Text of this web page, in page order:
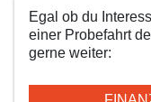
Egal ob du
einer Probefahrt
gerne weiter: